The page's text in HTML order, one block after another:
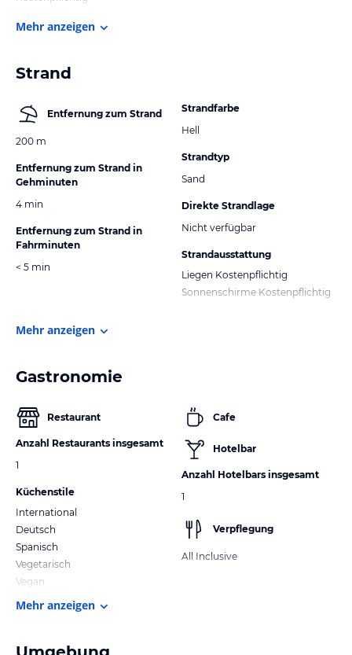
Mehr anzeigen
Strand
Entfernung zum Strand
200 m
Entfernung zum Strand in
Gehminuten
4 min
Entfernung zum Strand in
Fahrminuten
< 5 min
Strandfarbe
Hell
Strandtyp
Sand
Direkte Strandlage
Nicht verfügbar
Strandausstattung
Liegen Kostenpflichtig
Sonnenschirme Kostenpflichtig
Mehr anzeigen
Gastronomie
Restaurant
Anzahl Restaurants insgesamt
1
Küchenstile
International
Deutsch
Spanisch
Vegetarisch
Vegan
Cafe
Hotelbar
Anzahl Hotelbars insgesamt
1
Verpflegung
All Inclusive
Mehr anzeigen